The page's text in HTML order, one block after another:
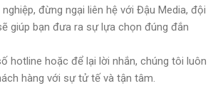
đừng ngại liên hệ với Đậu Media, đội
giúp bạn đưa ra sự lựa chọn đúng đắn
hotline hoặc để lại lời nhắn, chúng tôi luôn
hàng với sự tử tế và tận tâm.